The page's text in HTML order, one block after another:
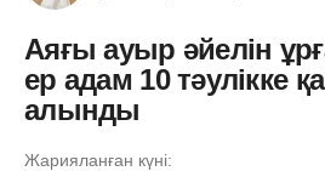
Аяғы ауыр әйелін
ер адам 10 тәулікке
алынды
Жарияланған күні: